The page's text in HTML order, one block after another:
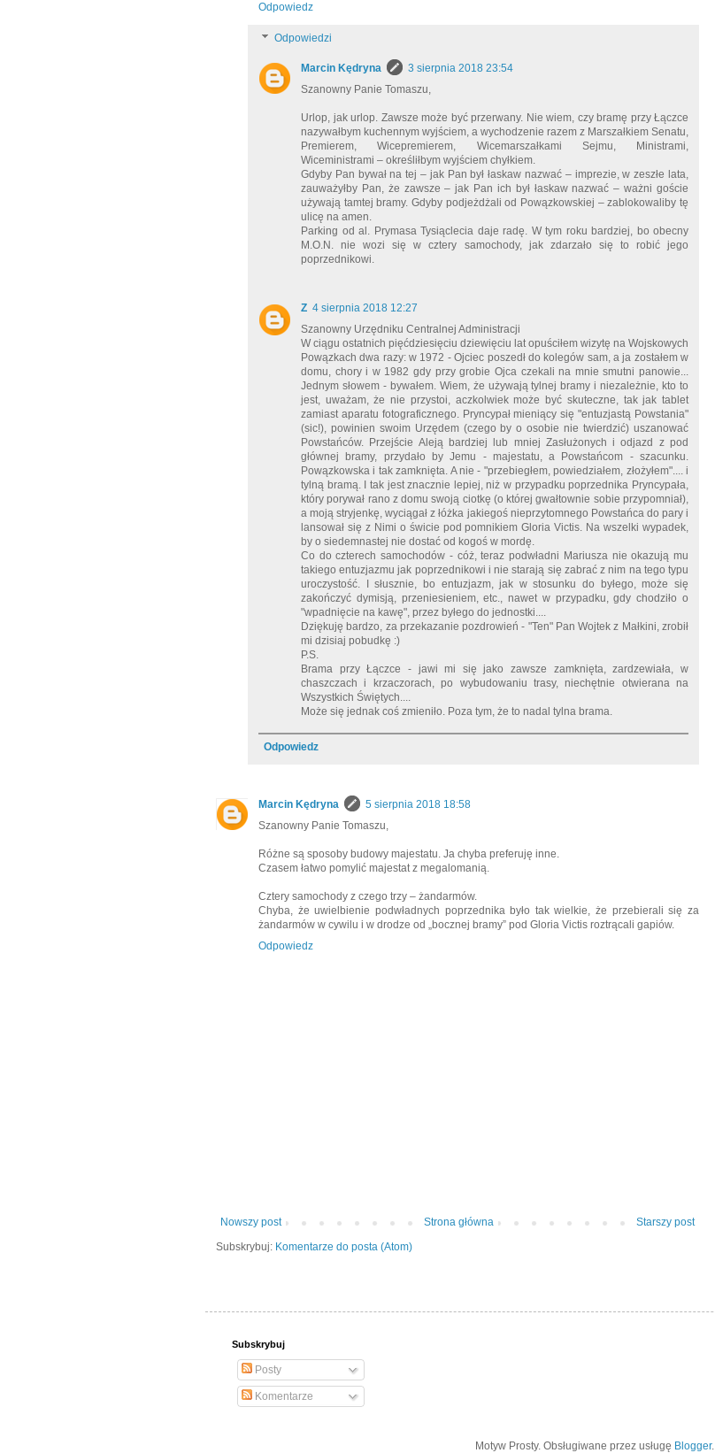
Odpowiedz
Odpowiedzi
Marcin Kędryna
3 sierpnia 2018 23:54
Szanowny Panie Tomaszu,
Urlop, jak urlop. Zawsze może być przerwany. Nie wiem, czy bramę przy Łączce
nazywałbym kuchennym wyjściem, a wychodzenie razem z Marszałkiem Senatu,
Premierem, Wicepremierem, Wicemarszałkami Sejmu, Ministrami,
Wiceministrami – określiłbym wyjściem chyłkiem.
Gdyby Pan bywał na tej – jak Pan był łaskaw nazwać – imprezie, w zeszłe lata,
zauważyłby Pan, że zawsze – jak Pan ich był łaskaw nazwać – ważni goście
używają tamtej bramy. Gdyby podjeżdżali od Powązkowskiej – zablokowaliby tę
ulicę na amen.
Parking od al. Prymasa Tysiąclecia daje radę. W tym roku bardziej, bo obecny
M.O.N. nie wozi się w cztery samochody, jak zdarzało się to robić jego
poprzednikowi.
Z 4 sierpnia 2018 12:27
Szanowny Urzędniku Centralnej Administracji
W ciągu ostatnich pięćdziesięciu dziewięciu lat opuściłem wizytę na Wojskowych
Powązkach dwa razy: w 1972 - Ojciec poszedł do kolegów sam, a ja zostałem w
domu, chory i w 1982 gdy przy grobie Ojca czekali na mnie smutni panowie...
Jednym słowem - bywałem. Wiem, że używają tylnej bramy i niezależnie, kto to
jest, uważam, że nie przystoi, aczkolwiek może być skuteczne, tak jak tablet
zamiast aparatu fotograficznego. Pryncypał mieniący się "entuzjastą Powstania"
(sic!), powinien swoim Urzędem (czego by o osobie nie twierdzić) uszanować
Powstańców. Przejście Aleją bardziej lub mniej Zasłużonych i odjazd z pod
głównej bramy, przydało by Jemu - majestatu, a Powstańcom - szacunku.
Powązkowska i tak zamknięta. A nie - "przebiegłem, powiedziałem, złożyłem".... i
tylną bramą. I tak jest znacznie lepiej, niż w przypadku poprzednika Pryncypała,
który porywał rano z domu swoją ciotkę (o której gwałtownie sobie przypomniał),
a moją stryjenkę, wyciągał z łóżka jakiegoś nieprzytomnego Powstańca do pary i
lansował się z Nimi o świcie pod pomnikiem Gloria Victis. Na wszelki wypadek,
by o siedemnastej nie dostać od kogoś w mordę.
Co do czterech samochodów - cóż, teraz podwładni Mariusza nie okazują mu
takiego entuzjazmu jak poprzednikowi i nie starają się zabrać z nim na tego typu
uroczystość. I słusznie, bo entuzjazm, jak w stosunku do byłego, może się
zakończyć dymisją, przeniesieniem, etc., nawet w przypadku, gdy chodziło o
"wpadnięcie na kawę", przez byłego do jednostki....
Dziękuję bardzo, za przekazanie pozdrowień - "Ten" Pan Wojtek z Małkini, zrobił
mi dzisiaj pobudkę :)
P.S.
Brama przy Łączce - jawi mi się jako zawsze zamknięta, zardzewiała, w
chaszczach i krzaczorach, po wybudowaniu trasy, niechętnie otwierana na
Wszystkich Świętych....
Może się jednak coś zmieniło. Poza tym, że to nadal tylna brama.
Odpowiedz
Marcin Kędryna
5 sierpnia 2018 18:58
Szanowny Panie Tomaszu,
Różne są sposoby budowy majestatu. Ja chyba preferuję inne.
Czasem łatwo pomylić majestat z megalomanią.
Cztery samochody z czego trzy – żandarmów.
Chyba, że uwielbienie podwładnych poprzednika było tak wielkie, że przebierali się za
żandarmów w cywilu i w drodze od „bocznej bramy” pod Gloria Victis roztrącali gapiów.
Odpowiedz
Nowszy post Starszy post
Strona główna
Subskrybuj: Komentarze do posta (Atom)
Subskrybuj
Posty
Komentarze
Motyw Prosty. Obsługiwane przez usługę Blogger.